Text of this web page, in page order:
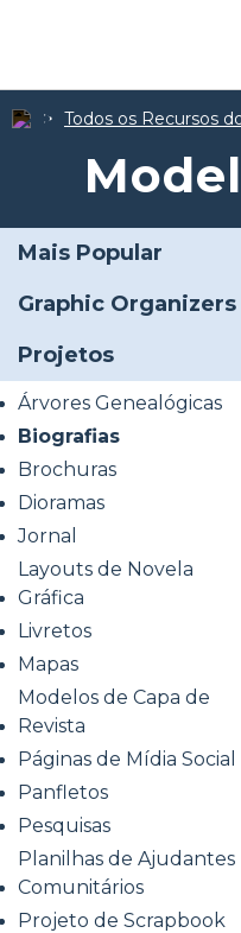
Todos os Recursos
Mais Popular
Graphic Organizers
Projetos
Árvores Genealógicas
Biografias
Brochuras
Dioramas
Jornal
Layouts de Novela
Gráfica
Livretos
Mapas
Modelos de Capa de
Revista
Páginas de Mídia Social
Panfletos
Pesquisas
Planilhas de Ajudantes
Comunitários
Projeto de Scrapbook